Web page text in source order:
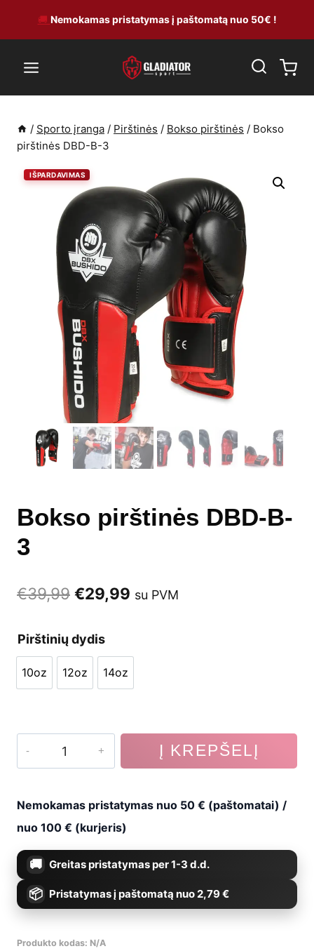
to
content
🚚 Nemokamas pristatymas į paštomatą nuo 50€ !
/ Sporto įranga / Pirštinės / Bokso pirštinės / Bokso
pirštinės DBD-B-3
Bokso pirštinės DBD-B-
3
€39,99 Original
was:
€39,99.
€29,99 Current
is:
€29,99.
su PVM
Pirštinių dydis
10oz
10oz
12oz
12oz
14oz
14oz
produkto
kiekis:
pirštinės
DBD-
B-
Į KREPŠELĮ
Nemokamas pristatymas nuo 50 € (paštomatai) /
nuo 100 € (kurjeris)
Greitas pristatymas per 1-3 d.d.
Pristatymas į paštomatą nuo 2,79 €
Produkto kodas: N/A